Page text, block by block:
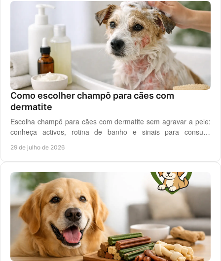
Como escolher champô para cães com
dermatite
Escolha champô para cães com dermatite sem agravar a pele:
conheça activos, rotina de banho e sinais para consulta
29 de julho de 2026